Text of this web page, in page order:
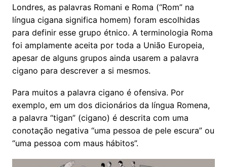
Londres, as palavras Romani e Roma (“Rom” na
língua cigana significa homem) foram escolhidas
para definir esse grupo étnico. A terminologia Roma
foi amplamente aceita por toda a União Europeia,
apesar de alguns grupos ainda usarem a palavra
cigano para descrever a si mesmos.
Para muitos a palavra cigano é ofensiva. Por
exemplo, em um dos dicionários da língua Romena,
a palavra “tigan” (cigano) é descrita com uma
conotação negativa “uma pessoa de pele escura” ou
“uma pessoa com maus hábitos”.